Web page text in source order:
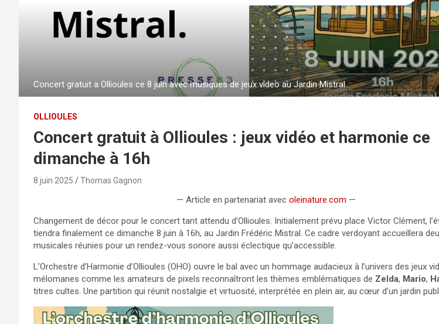
Concert gratuit a Ollioules ce 8 juin avec musiques de jeux video au Jardin Mistral
OLLIOULES
Concert gratuit à Ollioules : jeux vidéo et harmonie ce
dimanche à 16h
8 juin 2025 Thomas Gagnon
— Article en partenariat avec oleinature.com —
Changement de décor pour le concert tant attendu d’Ollioules. Initialement prévu place Victor Clément,
tiendra finalement ce dimanche 8 juin à 16h, au Jardin Frédéric Mistral. Ce cadre verdoyant accueillera
musicales réunies pour un rendez-vous sonore aussi éclectique qu’accessible.
L’Orchestre d’Harmonie d’Ollioules (OHO) ouvre le bal avec un hommage audacieux à l’univers des jeux
mélomanes comme les amateurs de pixels reconnaîtront les thèmes emblématiques de Zelda, Mario,
titres cultes. Une partition qui réunit nostalgie et virtuosité, interprétée en plein air, au cœur d’un jardin